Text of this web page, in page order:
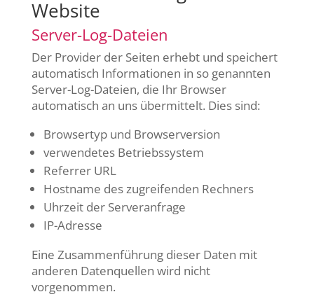
Website
Server-Log-Dateien
Der Provider der Seiten erhebt und speichert
automatisch Informationen in so genannten
Server-Log-Dateien, die Ihr Browser
automatisch an uns übermittelt. Dies sind:
Browsertyp und Browserversion
verwendetes Betriebssystem
Referrer URL
Hostname des zugreifenden Rechners
Uhrzeit der Serveranfrage
IP-Adresse
Eine Zusammenführung dieser Daten mit
anderen Datenquellen wird nicht
vorgenommen.